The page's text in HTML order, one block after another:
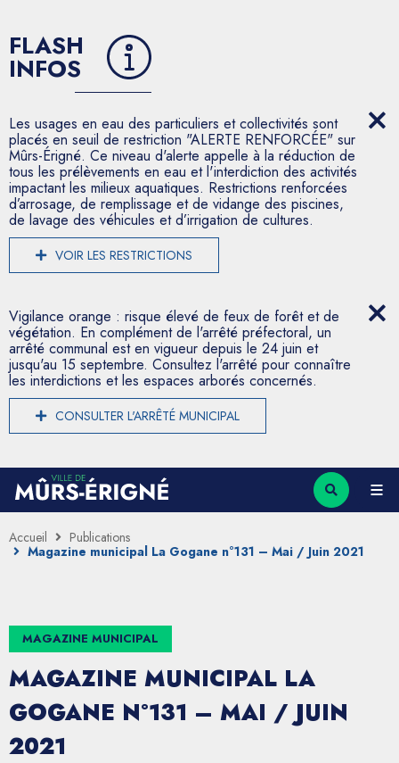
FLASH
INFOS
Les usages en eau des particuliers et collectivités sont
placés en seuil de restriction "ALERTE RENFORCÉE" sur
Mûrs-Érigné. Ce niveau d'alerte appelle à la réduction de
tous les prélèvements en eau et l'interdiction des activités
impactant les milieux aquatiques. Restrictions renforcées
d’arrosage, de remplissage et de vidange des piscines,
de lavage des véhicules et d’irrigation de cultures.
VOIR LES RESTRICTIONS
Vigilance orange : risque élevé de feux de forêt et de
végétation. En complément de l'arrêté préfectoral, un
arrêté communal est en vigueur depuis le 24 juin et
jusqu'au 15 septembre. Consultez l'arrêté pour connaître
les interdictions et les espaces arborés concernés.
CONSULTER L'ARRÊTÉ MUNICIPAL
Accueil
Publications
Magazine municipal La Gogane n°131 – Mai / Juin 2021
MAGAZINE MUNICIPAL
MAGAZINE MUNICIPAL LA
GOGANE N°131 – MAI / JUIN
2021